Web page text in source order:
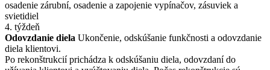
osadenie zárubní, osadenie a zapojenie vypínačov, zásuviek a
svietidiel
4. týždeň
Odovzdanie diela Ukončenie, odskúšanie funkčnosti a odovzdanie
diela klientovi.
Po rekonštrukcií prichádza k odskúšaniu diela, odovzdaní do